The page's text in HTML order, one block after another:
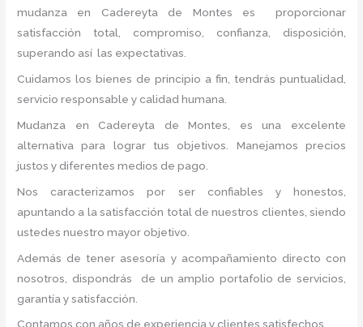
mudanza en Cadereyta de Montes es proporcionar
satisfacción total, compromiso, confianza, disposición,
superando así las expectativas.
Cuidamos los bienes de principio a fin, tendrás puntualidad,
servicio responsable y calidad humana.
Mudanza en Cadereyta de Montes, es una excelente
alternativa para lograr tus objetivos. Manejamos precios
justos y diferentes medios de pago.
Nos caracterizamos por ser confiables y honestos,
apuntando a la satisfacción total de nuestros clientes, siendo
ustedes nuestro mayor objetivo.
Además de tener asesoría y acompañamiento directo con
nosotros, dispondrás de un amplio portafolio de servicios,
garantía y satisfacción.
Contamos con años de experiencia y clientes satisfechos.